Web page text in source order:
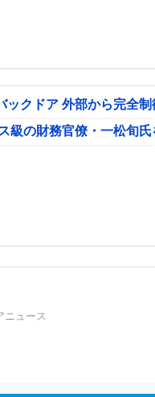
ックドア 外部から完全
級の財務官僚・一松旬
ニュース